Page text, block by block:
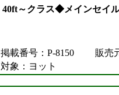
40ft～クラス◆メインセイ
掲載番号：P-8150
販売
対象：ヨット